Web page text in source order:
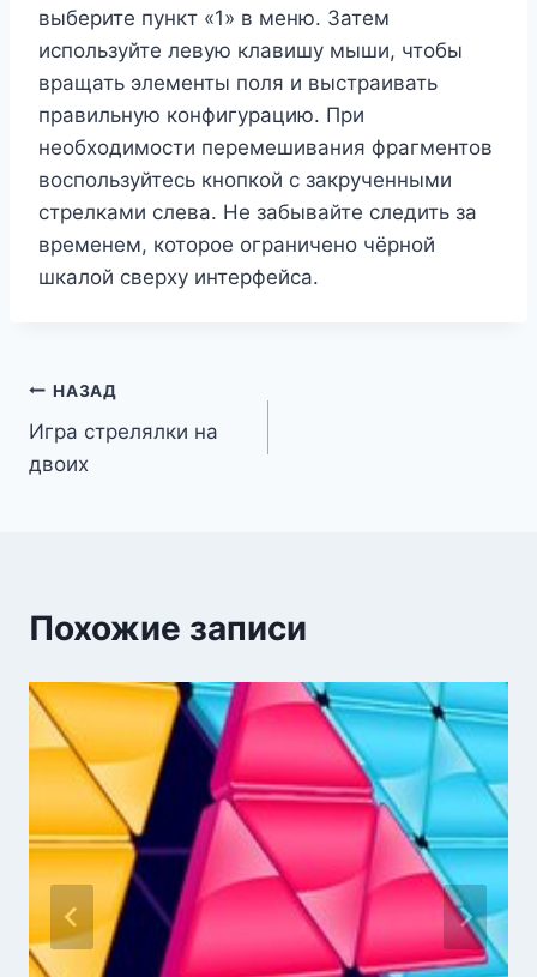
выберите пункт «1» в меню. Затем
используйте левую клавишу мыши, чтобы
вращать элементы поля и выстраивать
правильную конфигурацию. При
необходимости перемешивания фрагментов
воспользуйтесь кнопкой с закрученными
стрелками слева. Не забывайте следить за
временем, которое ограничено чёрной
шкалой сверху интерфейса.
Навигация
по
НАЗАД
Игра стрелялки на
двоих
Похожие записи